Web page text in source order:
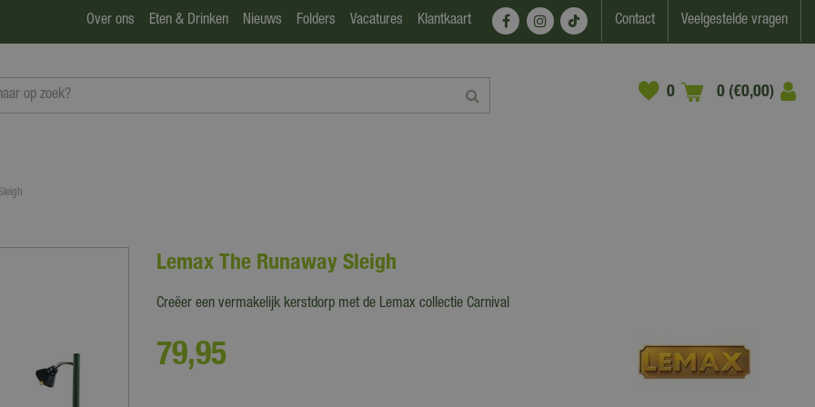
Over ons Eten & Drinken Nieuws Folders Vacatures Klantkaart Contact Veelgestelde vragen
0 (€0,00)
Lemax The Runaway Sleigh
Creëer een vermakelijk kerstdorp met de Lemax collectie Carnival
79,95